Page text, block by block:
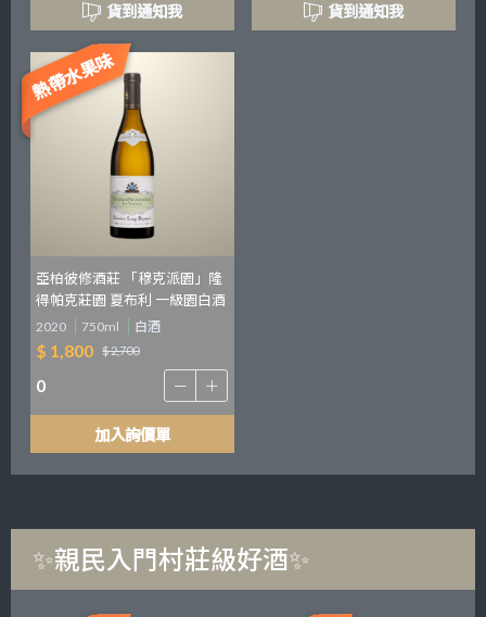
貨到通知我 貨到通知我
熱帶水果味
亞柏彼修酒莊 「穆克派園」隆
得帕克莊園 夏布利 一級園白酒
2020 750ml 白酒
$ 1,800 $ 2,700
加入詢價單
✨親民入門村莊級好酒✨